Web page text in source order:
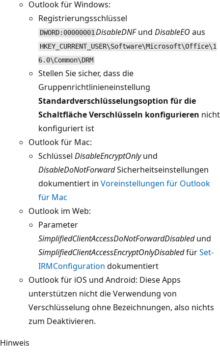
Outlook für Windows:
Registrierungsschlüssel
DWORD:00000001DisableDNFundDisableEO aus
HKEY_CURRENT_USER\Software\Microsoft\Office\1
6.0\Common\DRM
Stellen Sie sicher, dass die
Gruppenrichtlinieneinstellung
Standardverschlüsselungsoption für die
Schaltfläche Verschlüsseln konfigurieren nicht
konfiguriert ist
Outlook für Mac:
Schlüssel DisableEncryptOnlyund
DisableDoNotForwardSicherheitseinstellungen
dokumentiert in Voreinstellungen für Outlook
für Mac
Outlook im Web:
Parameter
SimplifiedClientAccessDoNotForwardDisabledund
SimplifiedClientAccessEncryptOnlyDisabledfürSet-
IRMConfiguration dokumentiert
Outlook für iOS und Android: Diese Apps
unterstützen nicht die Verwendung von
Verschlüsselung ohne Bezeichnungen, also nichts
zum Deaktivieren.
Hinweis